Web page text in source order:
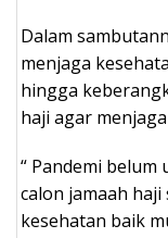
Dalam
menjaga
hingga
haji agar
“ Pandemi belum
calon jamaah
kesehatan baik